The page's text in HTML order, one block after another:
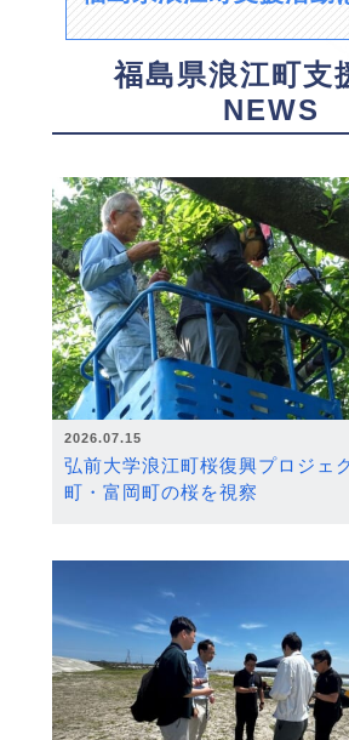
福島県浪江町支
NEWS
2026.07.15
弘前大学浪江町桜復興プロジ
町・富岡町の桜を視察